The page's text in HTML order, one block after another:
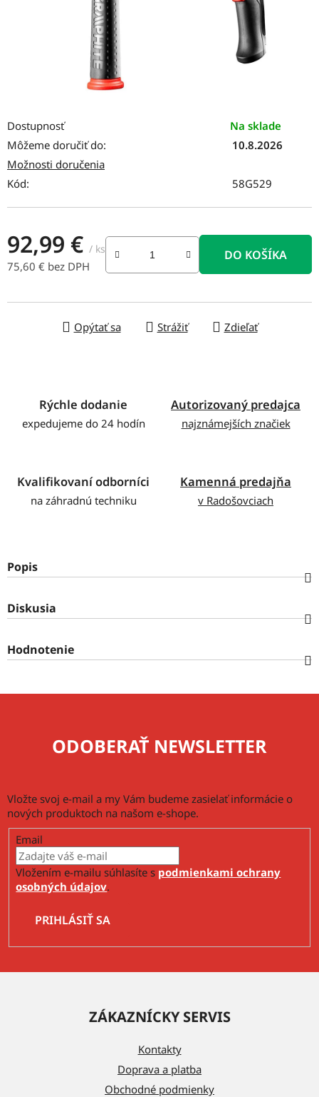
Dostupnosť
Na sklade
Môžeme doručiť do:
10.8.2026
Možnosti doručenia
Kód:
58G529
92,99 € / ks
75,60 € bez DPH
DO KOŠÍKA
Opýtať sa Strážiť Zdieľať
Rýchle dodanie
expedujeme do 24 hodín
Autorizovaný predajca
najznámejších značiek
Kvalifikovaní odborníci
na záhradnú techniku
Kamenná predajňa
v Radošovciach
Popis
Diskusia
Hodnotenie
ODOBERAŤ NEWSLETTER
Vložte svoj e-mail a my Vám budeme zasielať informácie o
nových produktoch na našom e-shope.
Email
Vložením e-mailu súhlasíte s podmienkami ochrany
osobných údajov.
PRIHLÁSIŤ SA
ZÁKAZNÍCKY SERVIS
Kontakty
Doprava a platba
Obchodné podmienky